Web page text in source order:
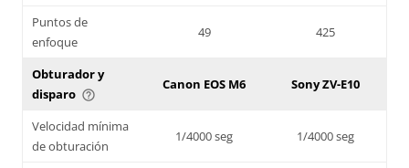
Puntos de
enfoque
49 425
Obturador y
disparo help_outline
Canon EOS M6 Sony ZV-E10
Velocidad mínima
de obturación
1/4000 seg 1/4000 seg